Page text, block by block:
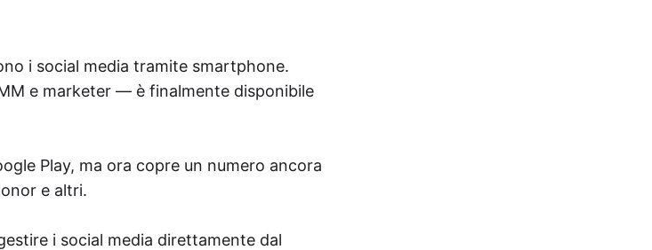
i social media tramite smartphone.
e marketer — è finalmente disponibile
Play, ma ora copre un numero ancora
e altri.
i social media direttamente dal